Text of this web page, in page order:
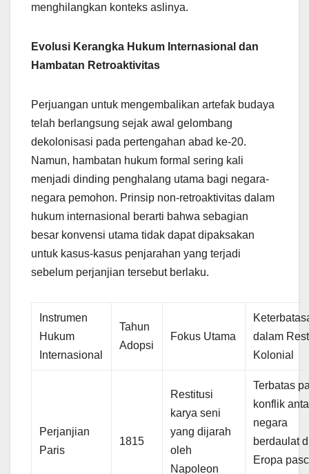
menghilangkan konteks aslinya.
Evolusi Kerangka Hukum Internasional dan
Hambatan Retroaktivitas
Perjuangan untuk mengembalikan artefak budaya
telah berlangsung sejak awal gelombang
dekolonisasi pada pertengahan abad ke-20.
Namun, hambatan hukum formal sering kali
menjadi dinding penghalang utama bagi negara-
negara pemohon. Prinsip non-retroaktivitas dalam
hukum internasional berarti bahwa sebagian
besar konvensi utama tidak dapat dipaksakan
untuk kasus-kasus penjarahan yang terjadi
sebelum perjanjian tersebut berlaku.
Instrumen
Hukum
Internasional
Tahun
Adopsi
Fokus Utama
dalam
Kolonial
Perjanjian
Paris
1815
Restitusi
karya seni
yang dijarah
oleh
Napoleon
Terbatas
konflik
negara
berdaulat
Eropa